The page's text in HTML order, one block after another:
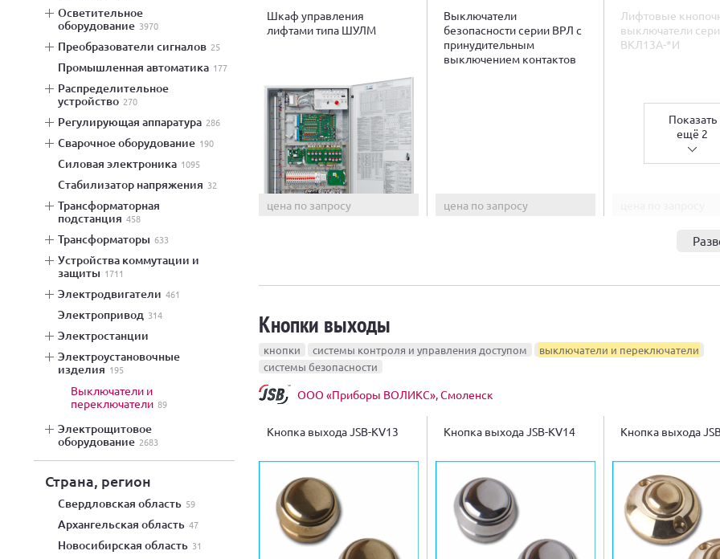
осветительное
оборудование 3970
преобразователи сигналов 25
промышленная автоматика 177
распределительное
устройство 270
регулирующая аппаратура 286
сварочное оборудование 190
силовая электроника 1095
стабилизатор напряжения 32
трансформаторная
подстанция 458
трансформаторы 633
устройства коммутации и
защиты 1711
электродвигатели 461
электропривод 314
электростанции
электроустановочные
изделия 195
выключатели и
переключатели 89
электрощитовое
оборудование 2683
Страна, регион
Свердловская область 59
Архангельская область 47
Новосибирская область 31
Шкаф управления
лифтами типа ШУЛМ
цена по запросу
Выключатели
безопасности серии ВРЛ с
принудительным
выключением контактов
цена по запросу
Лифтовые
выключатели
ВКЛ13А-*И
Показать
ещё 2
Кнопки выходы
кнопки системы контроля и управления доступом
выключатели и переключатели
системы безопасности
ООО «Приборы ВОЛИКС», Смоленск
Кнопка выхода JSB-KV13 Кнопка выхода JSB-KV14 Кнопка выхода